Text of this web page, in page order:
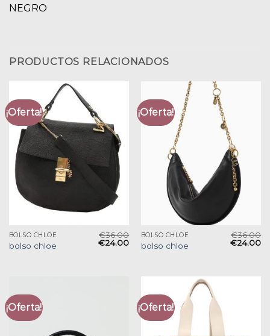
NEGRO
PRODUCTOS RELACIONADOS
¡Oferta!
BOLSO CHLOE
bolso chloe
€36.00
€24.00
¡Oferta!
BOLSO CHLOE
bolso chloe
€36.00
€24.00
¡Oferta! ¡Oferta!